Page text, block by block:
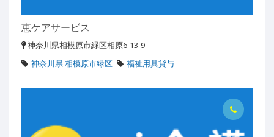
恵ケアサービス
神奈川県相模原市緑区相原6-13-9
神奈川県 相模原市緑区
福祉用具貸与